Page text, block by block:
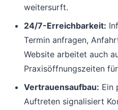
weitersurft.
24/7-Erreichbarkeit:
Termin anfragen,
Website arbeitet auch
Praxisöffnungszeiten
Vertrauensaufbau: Ein
Auftreten signalisiert